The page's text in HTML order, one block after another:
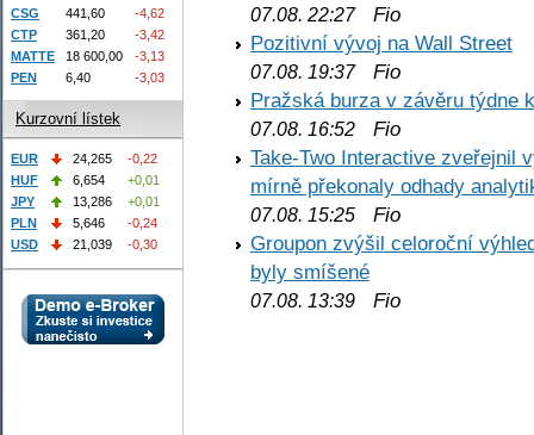
07.08. 22:27Fio
Pozitivní vývoj na Wall Street
07.08. 19:37Fio
Pražská burza v závěru týdne
07.08. 16:52 Fio
Take-Two Interactive zveřejnil
mírně překonaly odhady
07.08. 15:25 Fio
Groupon zvýšil celoroční
byly smíšené
07.08. 13:39 Fio
CSG
441,60
-4,62
CTP
361,20
-3,42
MATTE
18 600,00
-3,13
PEN
6,40 -3,03
Kurzovní lístek
EUR 24,265
-0,22
HUF
6,654
+0,01
JPY
13,286
+0,01
PLN
5,646
-0,24
USD
21,039 -0,30